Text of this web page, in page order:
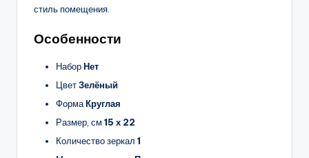
стиль помещения.
Особенности
НаборНет
ЦветЗелёный
ФормаКруглая
Размер, см 15 х 22
Количество зеркал 1